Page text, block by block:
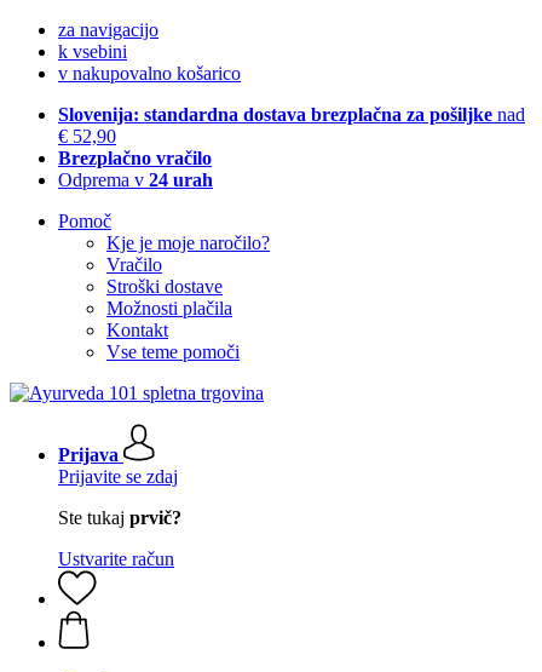
za navigacijo
k vsebini
v nakupovalno košarico
Slovenija: standardna dostava brezplačna za pošiljke nad
€ 52,90
Brezplačno vračilo
Odprema v 24 urah
Pomoč
Kje je moje naročilo?
Vračilo
Stroški dostave
Možnosti plačila
Kontakt
Vse teme pomoči
Prijava
Prijavite se zdaj
Ste tukaj prvič?
Ustvarite račun